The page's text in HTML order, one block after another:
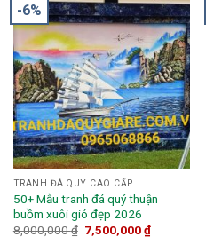
-6%
TRANH ĐÁ QUÝ CAO CẤP
50+ Mẫu tranh đá quý thuận
buồm xuôi gió đẹp 2026
8,000,000₫ 7,500,000₫